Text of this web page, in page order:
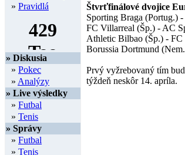
» Pravidlá
» Diskusia
» Pokec
» Analýzy
» Live výsledky
» Futbal
» Tenis
» Správy
» Futbal
» Tenis
Štvrťfinálové dvojice
Sporting Braga (Portug.)
FC Villarreal (Šp.) - AC
Athletic Bilbao (Šp.) - FC
Borussia Dortmund
Prvý vyžrebovaný tím
týždeň neskôr 14. apríla.